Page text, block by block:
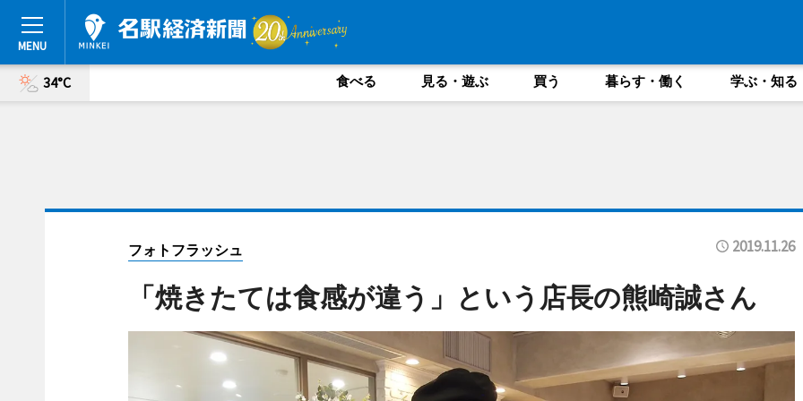
34°C 食べる 見る・遊ぶ 買う 暮らす・働く 学ぶ・知る
フォトフラッシュ 2019.11.26
「焼きたては食感が違う」という店長の熊崎誠さん